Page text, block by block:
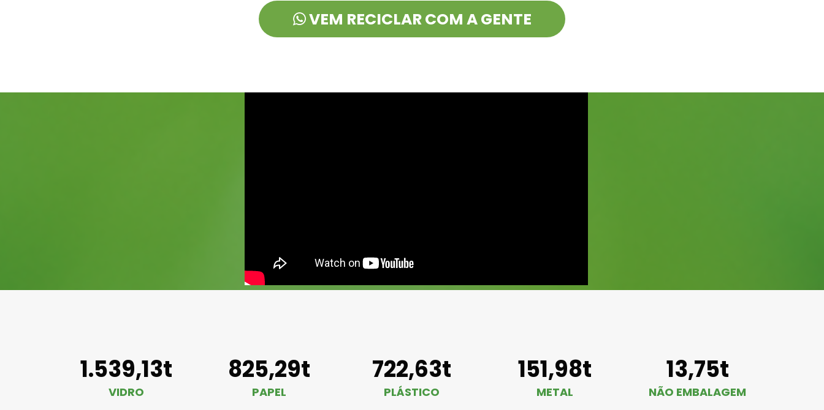
VEM RECICLAR COM A GENTE
1.539,13t
VIDRO
825,29t
PAPEL
722,63t
PLÁSTICO
151,98t
METAL
13,75t
NÃO EMBALAGEM